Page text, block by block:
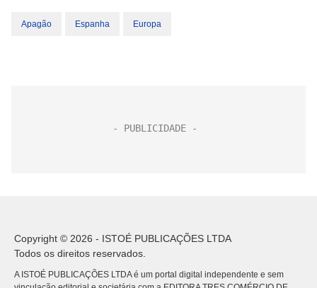
Apagão Espanha Europa
Copyright © 2026 - ISTOÉ PUBLICAÇÕES LTDA
Todos os direitos reservados.
A ISTOÉ PUBLICAÇÕES LTDA é um portal digital independente e sem